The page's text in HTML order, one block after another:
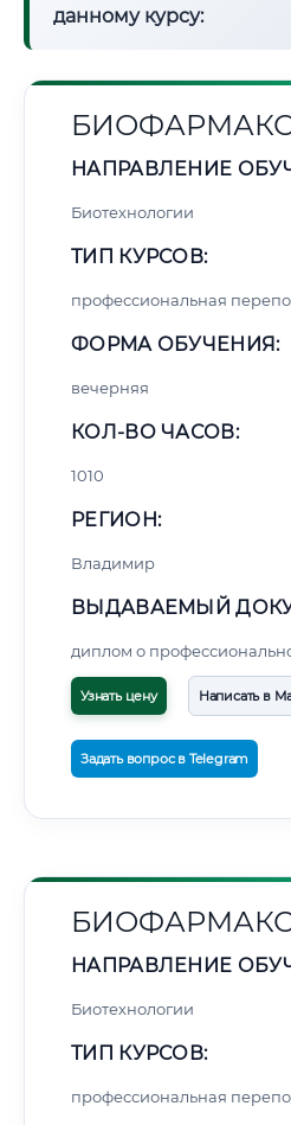
данному курсу:
НАПРАВЛЕНИЕ
Биотехнологии
ТИП КУРСОВ:
профессиональная
ФОРМА ОБУЧЕНИЯ:
вечерняя
КОЛ-ВО ЧАСОВ:
1010
РЕГИОН:
Владимир
ВЫДАВАЕМЫЙ
диплом о
Узнать цену Написать в
Задать вопрос в Telegram
НАПРАВЛЕНИЕ
Биотехнологии
ТИП КУРСОВ:
профессиональная